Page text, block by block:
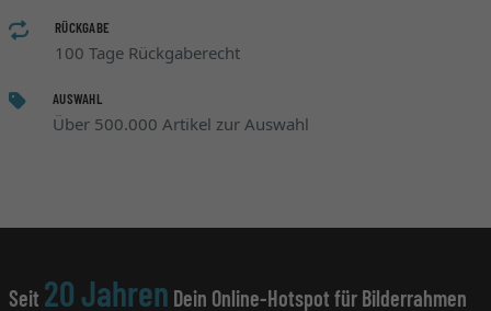
RÜCKGABE
100 Tage Rückgaberecht
AUSWAHL
Über 500.000 Artikel zur Auswahl
Seit 20 Jahren Dein Online-Hotspot für Bilderrahmen